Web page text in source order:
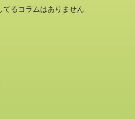
てるコラムはありません